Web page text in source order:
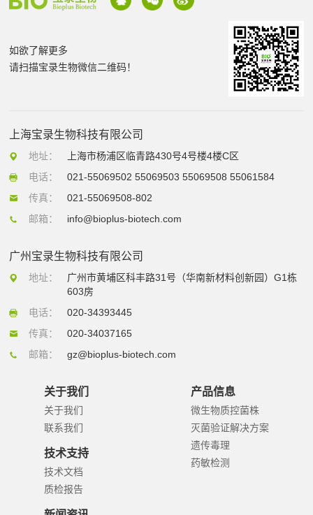
如欲了解更多
请扫描宝录生物微信二维码！
上海宝录生物科技有限公司
地址：
上海市杨浦区临青路430号4号楼4楼C区
电话：
021-55069502 55069503 55069508 55061584
传真：
021-55069508-802
邮箱：
info@bioplus-biotech.com
广州宝录生物科技有限公司
地址：
广州市黄埔区科丰路31号（华南新材料创新园）G1栋
603房
电话：
020-34393445
传真：
020-34037165
邮箱：
gz@bioplus-biotech.com
关于我们
关于我们
联系我们
技术支持
技术文档
质检报告
产品信息
微生物质控菌株
灭菌验证解决方案
遗传毒理
药敏检测